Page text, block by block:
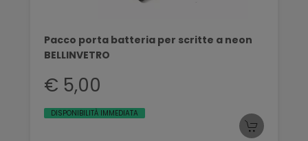
Pacco porta batteria per scritte a neon
BELLINVETRO
€ 5,00
DISPONIBILITÀ IMMEDIATA